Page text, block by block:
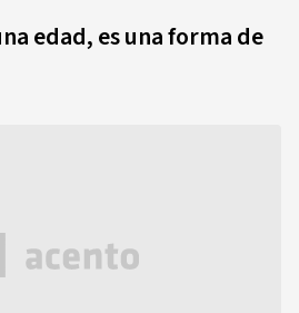
edad, es una forma de